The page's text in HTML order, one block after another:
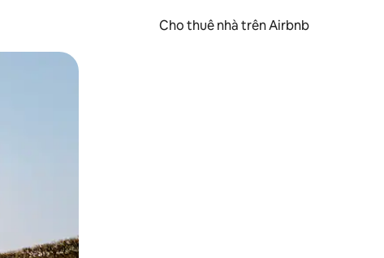
Cho thuê nhà trên Airbnb